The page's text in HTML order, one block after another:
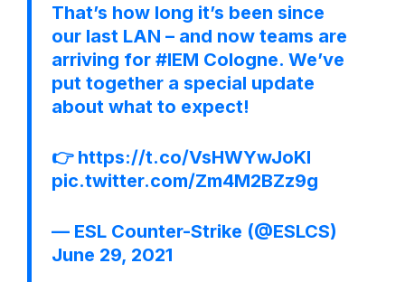
That’s how long it’s been since
our last LAN – and now teams are
arriving for #IEM Cologne. We’ve
put together a special update
about what to expect!
👉 https://t.co/VsHWYwJoKl
pic.twitter.com/Zm4M2BZz9g
— ESL Counter-Strike (@ESLCS)
June 29, 2021